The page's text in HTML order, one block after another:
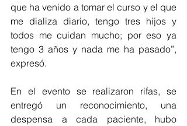
que ha venido a tomar el curso y el que
me dializa diario, tengo tres hijos y
todos me cuidan mucho; por eso ya
tengo 3 años y nada me ha pasado”,
expresó.
En el evento se realizaron rifas, se
entregó un reconocimiento, una
despensa a cada paciente, hubo